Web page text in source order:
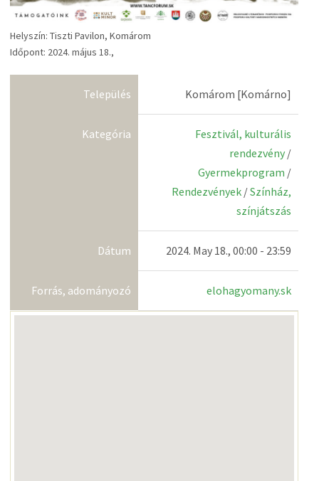
Helyszín: Tiszti Pavilon, Komárom
Időpont: 2024. május 18.,
Település Komárom [Komárno]
Kategória
Fesztivál, kulturális
rendezvény /
Gyermekprogram /
Rendezvények /Színház,
színjátszás
Dátum 2024. May 18., 00:00 - 23:59
Forrás, adományozó elohagyomany.sk